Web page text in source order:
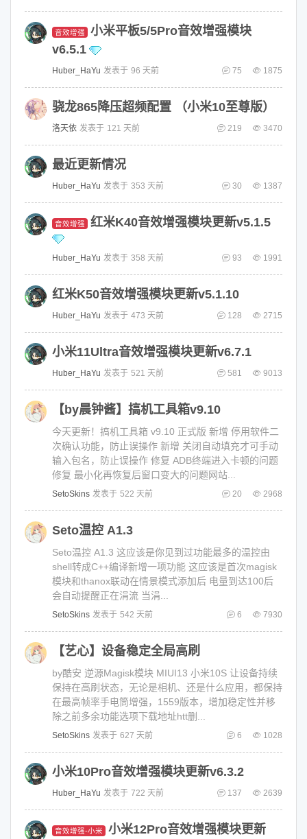
音效增强
小米平板5/5Pro音效增强模块
v6.5.1
Huber_HaYu 发表于 96 天前 75 1875
骁龙865降压超频配置 （小米10至尊版）
洛天依 发表于 121 天前 219 3470
最近更新情况
Huber_HaYu 发表于 353 天前 30 1387
音效增强 红米K40音效增强模块更新v5.1.5
Huber_HaYu 发表于 358 天前 93 1991
红米K50音效增强模块更新v5.1.10
Huber_HaYu 发表于 473 天前 128 2715
小米11Ultra音效增强模块更新v6.7.1
Huber_HaYu 发表于 521 天前 581 9013
【by晨钟酱】搞机工具箱v9.10
今天更新！搞机工具箱 v9.10 正式版 新增 停用软件二
次确认功能，防止误操作 新增 关闭自动填充才可手动
输入包名，防止误操作 修复 ADB终端进入卡顿的问题
修复 最小化再恢复后窗口变大的问题网站...
SetoSkins 发表于 522 天前 20 2968
Seto温控 A1.3
Seto温控 A1.3 这应该是你见到过功能最多的温控由
shell转成C++编译新增一项功能 这应该是首次magisk
模块和thanox联动在情景模式添加后 电量到达100后
会自动提醒正在涓流 当涓...
SetoSkins 发表于 542 天前 6 7930
【艺心】设备稳定全局高刷
by酷安 逆源Magisk模块 MIUI13 小米10S 让设备持续
保持在高刷状态，无论是相机、还是什么应用，都保持
在最高帧率手电筒增强，1559版本，增加稳定性并移
除之前多余功能选项下载地址htt删...
SetoSkins 发表于 627 天前 6 1028
小米10Pro音效增强模块更新v6.3.2
Huber_HaYu 发表于 722 天前 137 2639
音效增强-小米 小米12Pro音效增强模块更新